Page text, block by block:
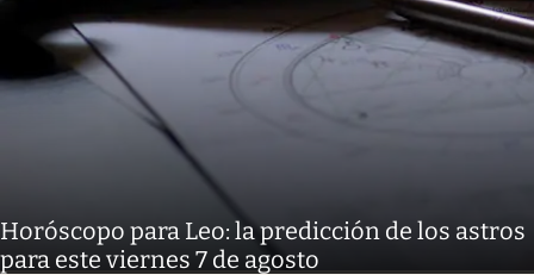
Horóscopo para Leo: la predicción de los astros
para este viernes 7 de agosto